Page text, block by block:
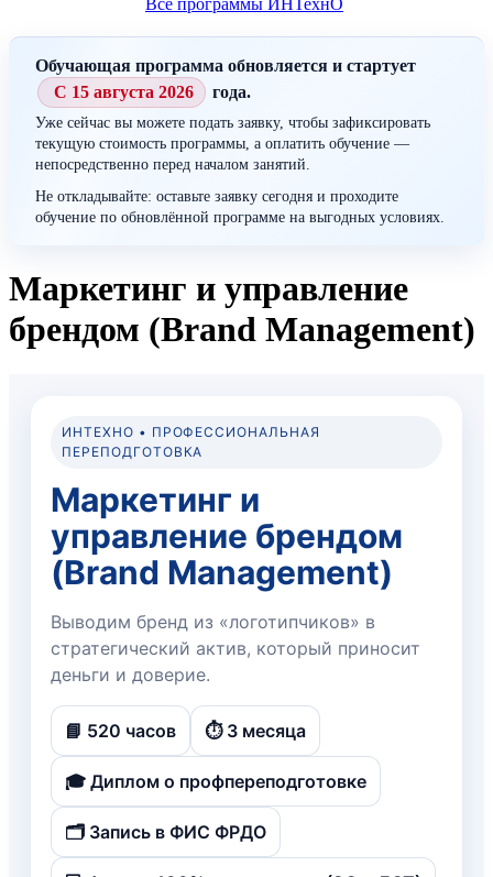
Все программы ИНТехнО
Обучающая программа обновляется и стартует
С 15 августа 2026
года.
Уже сейчас вы можете подать заявку, чтобы зафиксировать
текущую стоимость программы, а оплатить обучение —
непосредственно перед началом занятий.
Не откладывайте: оставьте заявку сегодня и проходите
обучение по обновлённой программе на выгодных условиях.
Маркетинг и управление
брендом (Brand Management)
ИНТЕХНО • ПРОФЕССИОНАЛЬНАЯ
ПЕРЕПОДГОТОВКА
Маркетинг и
управление брендом
(Brand Management)
Выводим бренд из «логотипчиков» в
стратегический актив, который приносит
деньги и доверие.
📘 520 часов ⏱️ 3 месяца
🎓 Диплом о профпереподготовке
🗂️ Запись в ФИС ФРДО